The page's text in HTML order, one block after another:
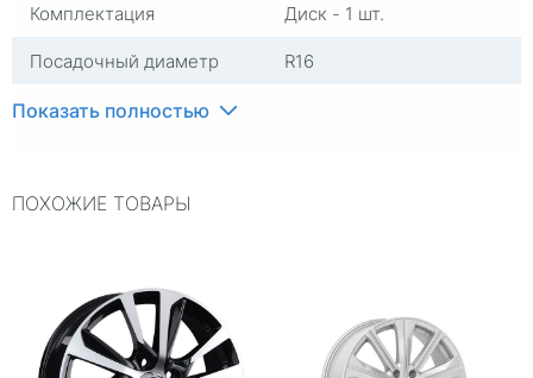
Комплектация
Диск - 1 шт.
Посадочный диаметр
R16
Сверловка
ЦО
Применяемость
Тип диска
Литые
Показать полностью
ПОХОЖИЕ ТОВАРЫ